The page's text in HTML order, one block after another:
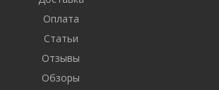
Оплата
Статьи
Отзывы
Обзоры